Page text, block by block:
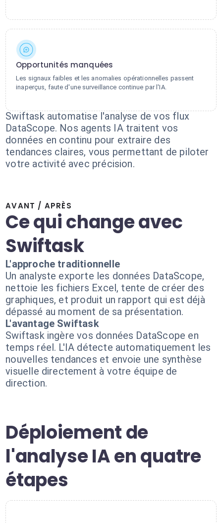
Opportunités manquées
Les signaux faibles et les anomalies opérationnelles passent
inaperçus, faute d'une surveillance continue par l'IA.
Swiftask automatise l'analyse de vos flux
DataScope. Nos agents IA traitent vos
données en continu pour extraire des
tendances claires, vous permettant de piloter
votre activité avec précision.
AVANT / APRÈS
Ce qui change avec
Swiftask
L'approche traditionnelle
Un analyste exporte les données DataScope,
nettoie les fichiers Excel, tente de créer des
graphiques, et produit un rapport qui est déjà
dépassé au moment de sa présentation.
L'avantage Swiftask
Swiftask ingère vos données DataScope en
temps réel. L'IA détecte automatiquement les
nouvelles tendances et envoie une synthèse
visuelle directement à votre équipe de
direction.
Déploiement de
l'analyse IA en quatre
étapes